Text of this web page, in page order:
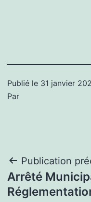
Publié le 31 janvier
Par
de
Publication
Arrêté